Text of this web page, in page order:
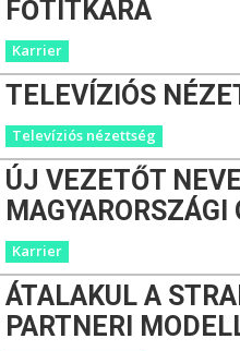
FŐTITKÁRA
Karrier
TELEVÍZIÓS
Televíziós nézettség
ÚJ VEZETŐT
MAGYARORSZÁGI
Karrier
ÁTALAKUL A
PARTNERI